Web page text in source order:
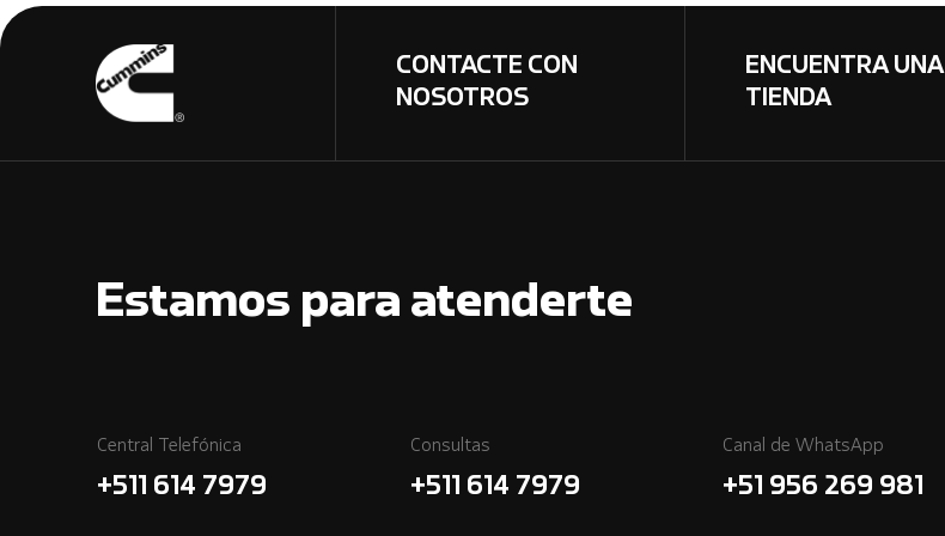
CONTACTE CON
NOSOTROS
ENCUENTRA UNA
TIENDA
Estamos para atenderte
Central Telefónica
+511 614 7979
Consultas
+511 614 7979
Canal de WhatsApp
+51 956 269 981